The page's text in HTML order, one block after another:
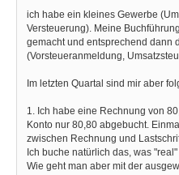
ich habe ein kleines Gewerbe
Versteuerung). Meine
gemacht und entsprechend dann
(Vorsteueranmeldung,
Im letzten Quartal sind mir aber
1. Ich habe eine Rechnung von
Konto nur 80,80 abgebucht.
zwischen Rechnung und
Ich buche natürlich das, was
Wie geht man aber mit der